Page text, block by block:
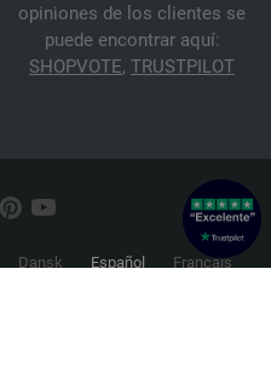
opiniones de los clientes se
puede encontrar aquí:
SHOPVOTE, TRUSTPILOT
Dansk Español
Français